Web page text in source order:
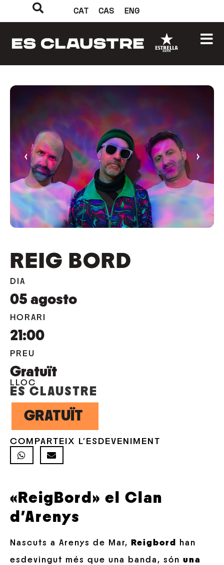
CAT CAS ENG
‹ ›
REIG BORD
DIA
05 agosto
HORARI
21:00
PREU
Gratuït
LLOC
ES CLAUSTRE
GRATUÏT
COMPARTEIX L'ESDEVENIMENT
«ReigBord» el Clan
d’Arenys
Nascuts a Arenys de Mar, Reigbord
han
esdevingut més que una banda, són una